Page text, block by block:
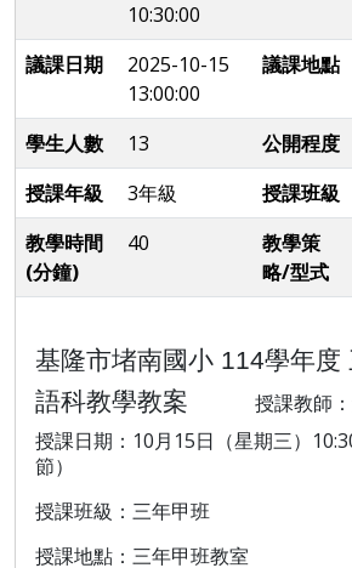
10:30:00
議課日期
2025-10-15
13:00:00
議課地點
學生人數 13 公開程度
授課年級
3年級 授課班級
教學時間
(分鐘)
40
教學策
略/型式
基隆市堵南國小 114學年度
語科教學教案
授課教師
授課日期： 10 月 15 日（星期三）
節）
授課班級：三年甲班
授課地點：三年甲班教室